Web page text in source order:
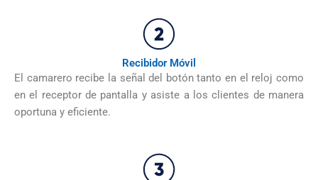
Recibidor Móvil
El camarero recibe la señal del botón tanto en el reloj como
en el receptor de pantalla y asiste a los clientes de manera
oportuna y eficiente.